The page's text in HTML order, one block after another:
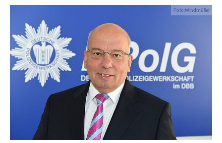
Foto:Windmüller